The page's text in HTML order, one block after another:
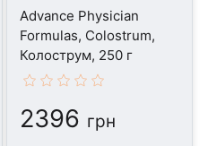
Advance Physician
Formulas, Colostrum,
Колострум, 250 г
2396 грн